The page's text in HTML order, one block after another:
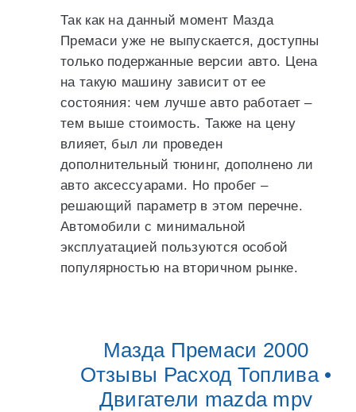
Так как на данный момент Мазда
Премаси уже не выпускается, доступны
только подержанные версии авто. Цена
на такую машину зависит от ее
состояния: чем лучше авто работает –
тем выше стоимость. Также на цену
влияет, был ли проведен
дополнительный тюнинг, дополнено ли
авто аксессуарами. Но пробег –
решающий параметр в этом перечне.
Автомобили с минимальной
эксплуатацией пользуются особой
популярностью на вторичном рынке.
Мазда Премаси 2000
Отзывы Расход Топлива •
Двигатели mazda mpv